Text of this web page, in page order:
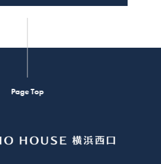
Page Top